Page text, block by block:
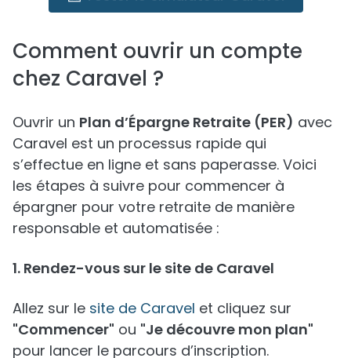
Comment ouvrir un compte
chez Caravel ?
Ouvrir un Plan d’Épargne Retraite (PER) avec
Caravel est un processus rapide qui
s’effectue en ligne et sans paperasse. Voici
les étapes à suivre pour commencer à
épargner pour votre retraite de manière
responsable et automatisée :
1. Rendez-vous sur le site de Caravel
Allez sur le site de Caravel et cliquez sur
"Commencer" ou "Je découvre mon plan"
pour lancer le parcours d’inscription.